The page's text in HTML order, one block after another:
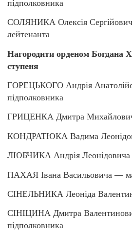
СОЛЯНИКА Олексія
лейтенанта
Нагородити орденом Богдана
ступеня
ГОРЕЦЬКОГО Андрія
підполковника
ГРИЦЕНКА Дмитра
КОНДРАТЮКА Вадима
ЛЮБЧИКА Андрія Леонідовича
ПАХАЯ Івана Васильовича —
СІНЕЛЬНИКА Леоніда
СІНІЦИНА Дмитра
підполковника